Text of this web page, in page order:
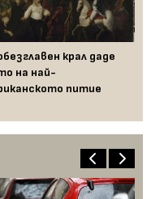
крал даде
на най-
питие